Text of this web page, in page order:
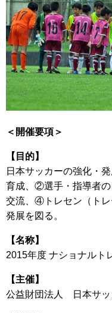
＜開催要項＞
【目的】
日本サッカーの強化・
育成、②選手・指導者
交流、④トレセン（トレ
発展を図る。
【名称】
2015年度 ナショナルト
【主催】
公益財団法人 日本サッ